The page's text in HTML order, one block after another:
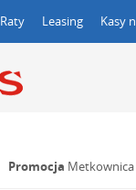
Raty Leasing Kasy
Promocja Metkownica